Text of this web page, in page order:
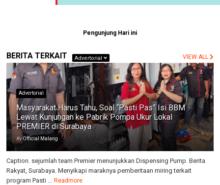
Pengunjung Hari ini
BERITA TERKAIT Advertorial VIEW ALL
Advertorial
Masyarakat Harus Tahu, Soal “Pasti Pas” Isi BBM
Lewat Kunjungan ke Pabrik Pompa Ukur Lokal
PREMIER di Surabaya
ByOfficial Malang
Caption. sejumlah team Premier menunjukkan Dispensing Pump. Berita
Rakyat, Surabaya. Menyikapi maraknya pemberitaan miring terkait
program Pasti ... Readmore